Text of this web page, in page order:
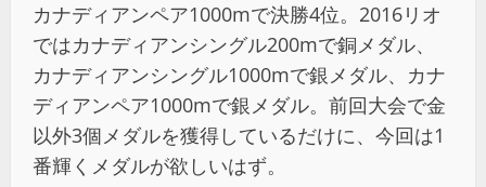
カナディアンペア1000mで決勝4位。2016リオ
ではカナディアンシングル200mで銅メダル、
カナディアンシングル1000mで銀メダル、カナ
ディアンペア1000mで銀メダル。前回大会で金
以外3個メダルを獲得しているだけに、今回は1
番輝くメダルが欲しいはず。